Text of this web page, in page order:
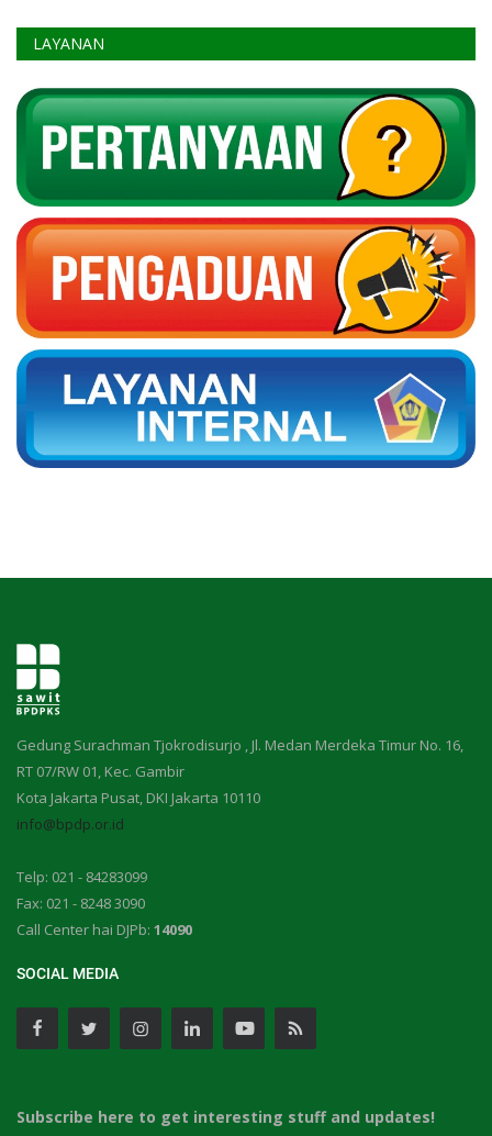
LAYANAN
Gedung Surachman Tjokrodisurjo , Jl. Medan Merdeka Timur No. 16,
RT 07/RW 01, Kec. Gambir
Kota Jakarta Pusat, DKI Jakarta 10110
info@bpdp.or.id
Telp: 021 - 84283099
Fax: 021 - 8248 3090
Call Center hai DJPb: 14090
SOCIAL MEDIA
Subscribe here to get interesting stuff and updates!